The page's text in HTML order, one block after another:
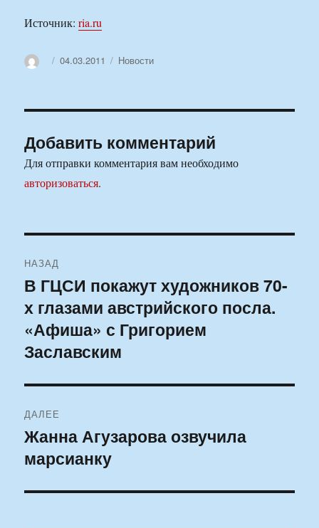
Источник:ria.ru
АвторОпубликовано
04.03.2011 Рубрики
Новости
Добавить комментарий
Для отправки комментария вам необходимо
авторизоваться.
по
записям
НАЗАД
Предыдущая
запись:
В ГЦСИ покажут художников 70-
х глазами австрийского посла.
«Афиша» с Григорием
Заславским
ДАЛЕЕ
Следующая
запись:
Жанна Агузарова озвучила
марсианку